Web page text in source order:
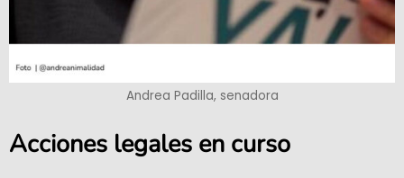
Andrea Padilla, senadora
Acciones legales en curso